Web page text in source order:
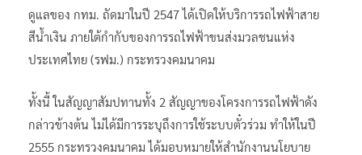
ดูแลของ กทม. ถัดมาในปี 2547 ได้เปิดให้บริการรถไฟฟ้าสาย
สีน้ำเงิน ภายใต้กำกับของการรถไฟฟ้าขนส่งมวลชนแห่ง
ประเทศไทย (รฟม.) กระทรวงคมนาคม
ทั้งนี้ ในสัญญาสัมปทานทั้ง 2 สัญญาของโครงการรถไฟฟ้าดัง
กล่าวข้างต้น ไม่ได้มีการระบุถึงการใช้ระบบตั๋วร่วม ทำให้ในปี
2555 กระทรวงคมนาคม ได้มอบหมายให้สำนักงานนโยบาย